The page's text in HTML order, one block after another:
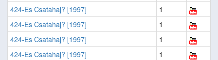
424-Es Csatahaj? [1997]
1
424-Es Csatahaj? [1997]
1
424-Es Csatahaj? [1997]
1
424-Es Csatahaj? [1997]
1